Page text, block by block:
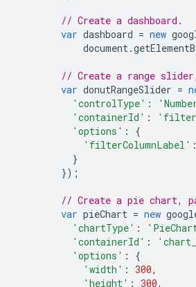
// Create a dashboard.
var dashboard = new
document.
// Create a range
var donutRangeSlider =
'controlType' :
'containerId' :
'options' :
{
'filterColumnLabel' :
}
});
// Create a pie chart,
var pieChart = new
'chartType' :
'containerId' :
'options' :
{
'width' : 300,
'height' : 300,